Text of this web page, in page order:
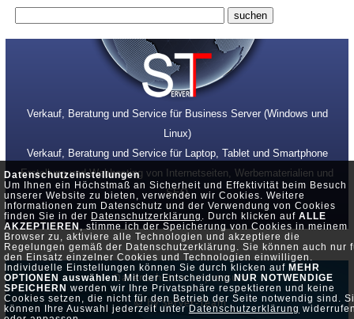
Datenschutzeinstellungen
Um Ihnen ein Höchstmaß an Sicherheit und Effektivität beim Besuch
unserer Website zu bieten, verwenden wir Cookies. Weitere
Informationen zum Datenschutz und der Verwendung von Cookies
finden Sie in der Datenschutzerklärung . Durch klicken auf ALLE
AKZEPTIEREN, stimme ich der Speicherung von Cookies in meinem
Browser zu, aktiviere alle Technologien und akzeptiere die
Regelungen gemäß der Datenschutzerklärung. Sie können auch nur
den Einsatz einzelner Cookies und Technologien einwilligen.
Individuelle Einstellungen können Sie durch klicken auf MEHR
OPTIONEN auswählen. Mit der EntscheidungNUR NOTWENDIGE
SPEICHERN werden wir Ihre Privatsphäre respektieren und keine
Cookies setzen, die nicht für den Betrieb der Seite notwendig sind.
können Ihre Auswahl jederzeit unterDatenschutzerklärung
Verkauf, Beratung und Service für Business Server (Windows und
Linux)
Verkauf, Beratung und Service für Laptop, Tablet und Smartphone
Erstellung und Webhosting von Internetseiten, Werbematerialien und
SEO
Datenschutz •Impressum
© by Server-Team